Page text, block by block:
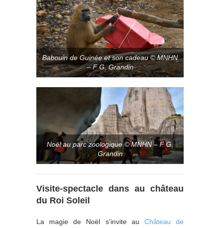
Babouin de Guinée et son cadeau © MNHN
– F G. Grandin
Noël au parc zoologique © MNHN – F G.
Grandin
Visite-spectacle dans au château
du Roi Soleil
La magie de Noël s’invite au Château de